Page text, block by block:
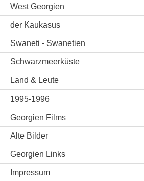
West Georgien
der Kaukasus
Swaneti - Swanetien
Schwarzmeerküste
Land & Leute
1995-1996
Georgien Films
Alte Bilder
Georgien Links
Impressum